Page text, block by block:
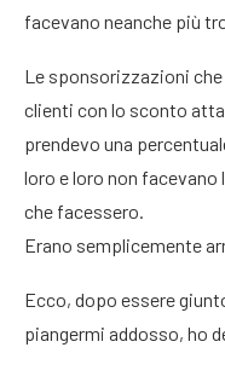
facevano neanche più
Le sponsorizzazioni
clienti con lo sconto
prendevo una
loro e loro non
che facessero.
Erano semplicemente
Ecco, dopo essere
piangermi addosso, ho